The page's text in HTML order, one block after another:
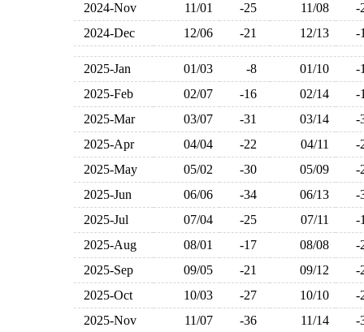
2024-Nov
11/01 -25 11/08
2024-Dec
12/06 -21 12/13
2025-Jan 01/03 -8 01/10
2025-Feb
02/07 -16 02/14
2025-Mar
03/07 -31 03/14
2025-Apr
04/04 -22 04/11
2025-May
05/02 -30 05/09
2025-Jun
06/06 -34 06/13
2025-Jul
07/04 -25 07/11
2025-Aug
08/01 -17 08/08
2025-Sep
09/05 -21 09/12
2025-Oct
10/03 -27 10/10
2025-Nov
11/07 -36 11/14